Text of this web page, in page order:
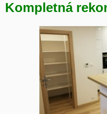
Kompletná